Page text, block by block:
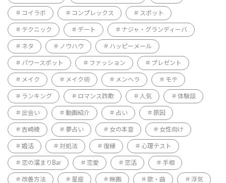
コイラボ コンプレックス スポット
テクニック デート ナジャ・グランディーバ
ネタ ノウハウ ハッピーメール
パワースポット ファッション プレゼント
メイク メイク術 メンヘラ モテ
ランキング ロマンス詐欺 人気 体験談
出会い 動画紹介 占い 原因
吉崎綾 夢占い 女の本音 女性向け
婚活 対処法 復縁 心理テスト
恋の溜まりBar 恋愛 恋活 手相
改善方法 星座 映画 歌・曲 浮気